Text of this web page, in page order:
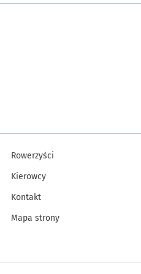
Rowerzyści
Kierowcy
Kontakt
Mapa strony